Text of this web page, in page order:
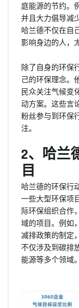
庭能源的节约。
并且大力倡导减
哈兰德不仅在自
影响身边的人，
除了自身的环保
己的环保理念。
民众关注气候变
动方案。这些言
粉丝参与到环保
注。
2、哈兰
目
哈兰德的环保行
一些大型环保项
际环保组织合作
域的项目。例如
减排政策的制定
不仅涉及到碳排
能源等多个领域。